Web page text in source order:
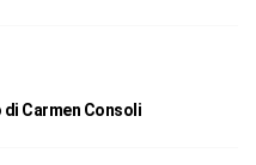
Carmen Consoli